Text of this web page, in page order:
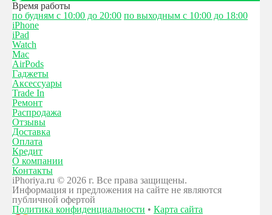
Время работы
по будням с 10:00 до 20:00 по выходным с 10:00 до 18:00
iPhone
iPad
Watch
Mac
AirPods
Гаджеты
Аксессуары
Trade In
Ремонт
Распродажа
Отзывы
Доставка
Оплата
Кредит
О компании
Контакты
iPhoriya.ru © 2026 г. Все права защищены.
Информация и предложения на сайте не являются
публичной офертой
Политика конфиденциальности • Карта сайта